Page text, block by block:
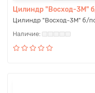
Цилиндр "Восход-3М"
Цилиндр "Восход-3М" б/